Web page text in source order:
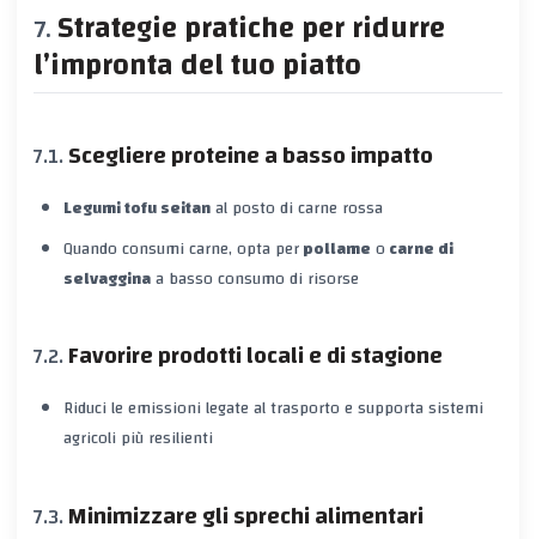
Strategie pratiche per ridurre
l’impronta del tuo piatto
Scegliere proteine a basso impatto
Legumitofuseitanal posto di carne rossa
Quando consumi carne, opta perpollameocarne di
selvagginaa basso consumo di risorse
Favorire prodotti locali e di stagione
Riduci le emissioni legate al trasporto e supporta sistemi
agricoli più resilienti
Minimizzare gli sprechi alimentari